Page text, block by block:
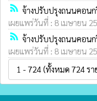
rss_feed จ้างปรับปรุงถนนคอนก
เผยแพร่วันที่ : 8 เมษายน
rss_feed จ้างปรับปรุงถนนคอนก
เผยแพร่วันที่ : 8 เมษายน
1 - 724 (ทั้งหมด 724 รา